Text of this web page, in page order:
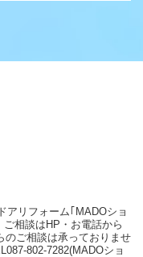
アリフォーム｢MADOショ
ご相談はHP・お電話から
のご相談は承っておりませ
802-7282(MADOショ